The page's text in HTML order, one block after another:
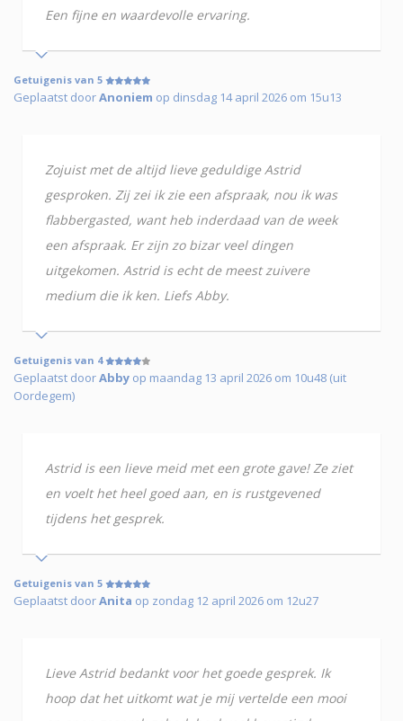
Een fijne en waardevolle ervaring.
Getuigenis van 5
Geplaatst doorAnoniem op dinsdag 14 april 2026 om 15u13
Zojuist met de altijd lieve geduldige Astrid
gesproken. Zij zei ik zie een afspraak, nou ik was
flabbergasted, want heb inderdaad van de week
een afspraak. Er zijn zo bizar veel dingen
uitgekomen. Astrid is echt de meest zuivere
medium die ik ken. Liefs Abby.
Getuigenis van 4
Geplaatst doorAbby op maandag 13 april 2026 om 10u48 (uit
Oordegem)
Astrid is een lieve meid met een grote gave! Ze ziet
en voelt het heel goed aan, en is rustgevened
tijdens het gesprek.
Getuigenis van 5
Geplaatst doorAnita op zondag 12 april 2026 om 12u27
Lieve Astrid bedankt voor het goede gesprek. Ik
hoop dat het uitkomt wat je mij vertelde een mooi